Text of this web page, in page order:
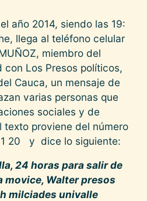
año 2014, siendo las 19:
llega al teléfono celular
miembro del
con Los Presos políticos,
Cauca, un mensaje de
varias personas que
sociales y de
texto proviene del número
20 y dice lo siguiente:
24 horas para salir de
movice, Walter presos
milciades univalle